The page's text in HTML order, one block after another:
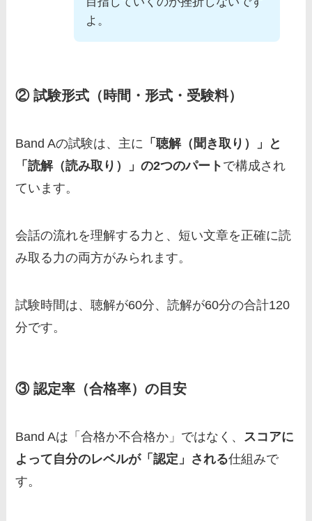
よ。
② 試験形式（時間・形式・受験料）
Band Aの試験は、主に 「聴解（聞き取り）」と
「読解（読み取り）」の2つのパート で構成され
ています。
会話の流れを理解する力と、短い文章を正確に読
み取る力の両方がみられます。
試験時間は、聴解が60分、読解が60分の合計120
分です。
③ 認定率（合格率）の目安
Band Aは「合格か不合格か」ではなく、 スコアに
よって自分のレベルが「認定」される仕組みで
す。